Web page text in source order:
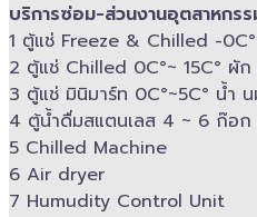
บริการซ่อม-​ส่วนงานอุตสาหกร
1 ตู้แช่ Freeze &​ Chilled -​
2 ตู้แช่ Chilled​ 0C°~ 15C° ผัก
3 ตู้แช่​ มินิมาร์ท 0C°~5C° น้ำ
4 ตู้น้ำดื่มสแตนเลส​ 4 ~ 6 ก๊อก
5 Chilled Mac​hine
6 Air dryer
7 Humudity Control Unit